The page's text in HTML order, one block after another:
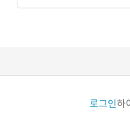
로그인하